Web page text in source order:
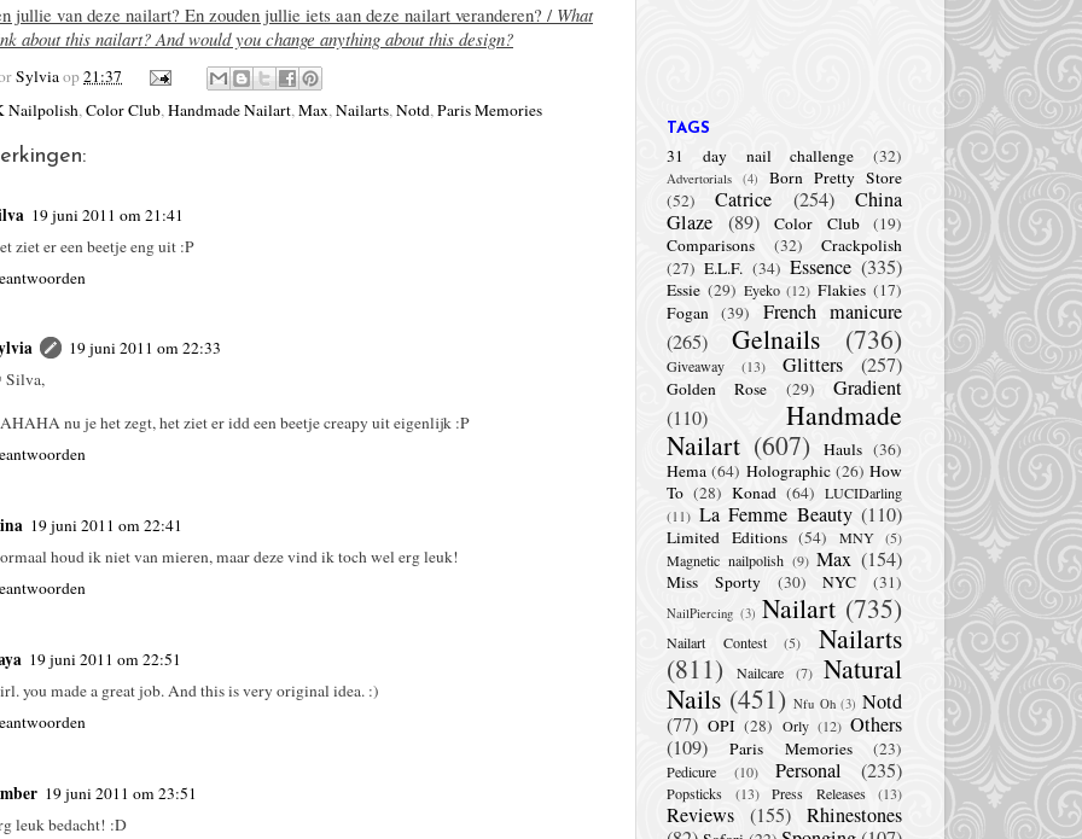
jullie van deze nailart? En zouden jullie iets aan deze nailart veranderen? / What
about this nailart? And would you change anything about this design?
Sylviaop21:37
Nailpolish,Color Club,Handmade Nailart,Max,Nailarts,Notd,Paris Memories
19 juni 2011 om 21:41
ziet er een beetje eng uit :P
19 juni 2011 om 22:33
Silva,
nu je het zegt, het ziet er idd een beetje creapy uit eigenlijk :P
19 juni 2011 om 22:41
houd ik niet van mieren, maar deze vind ik toch wel erg leuk!
19 juni 2011 om 22:51
you made a great job. And this is very original idea. :)
19 juni 2011 om 23:51
leuk bedacht! :D
TAGS
31 day nail challenge (32)
Advertorials (4)
Born Pretty Store
(52)
Catrice (254)
China
Glaze (89) Color Club
(19)
Comparisons
(32)
Crackpolish
(27) E.L.F. (34) Essence (335)
Essie (29) Eyeko (12) Flakies (17)
Fogan (39)
French manicure
(265)
Gelnails (736)
Giveaway (13) Glitters (257)
Golden Rose (29)
Gradient
(110)
Handmade
Nailart (607) Hauls (36)
Hema (64) Holographic (26) How
To (28) Konad (64) LUCIDarling
(11) La Femme Beauty (110)
Limited Editions (54) MNY (5)
Magnetic nailpolish (9) Max (154)
Miss Sporty (30) NYC (31)
NailPiercing (3) Nailart (735)
Nailart Contest (5)
Nailarts
(811)
Nailcare (7) Natural
Nails (451) Nfu Oh (3) Notd
(77) OPI (28) Orly (12) Others
(109)
Paris Memories (23)
Pedicure (10) Personal (235)
Popsticks (13) Press Releases (13)
Reviews (155) Rhinestones